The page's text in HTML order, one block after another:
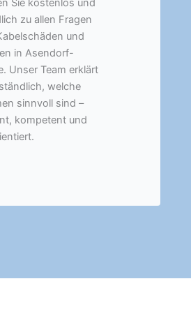
Sie kostenlos und
zu allen Fragen
und
in Asendorf-
Unser Team erklärt
welche
sinnvoll sind –
kompetent und